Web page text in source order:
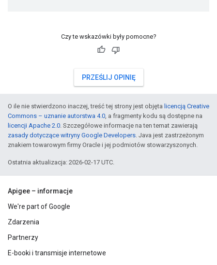
Czy te wskazówki były pomocne?
PRZEŚLIJ OPINIĘ
O ile nie stwierdzono inaczej, treść tej strony jest objęta licencją Creative
Commons – uznanie autorstwa 4.0, a fragmenty kodu są dostępne na
licencji Apache 2.0. Szczegółowe informacje na ten temat zawierają
zasady dotyczące witryny Google Developers. Java jest zastrzeżonym
znakiem towarowym firmy Oracle i jej podmiotów stowarzyszonych.
Ostatnia aktualizacja: 2026-02-17 UTC.
Apigee – informacje
We're part of Google
Zdarzenia
Partnerzy
E-booki i transmisje internetowe